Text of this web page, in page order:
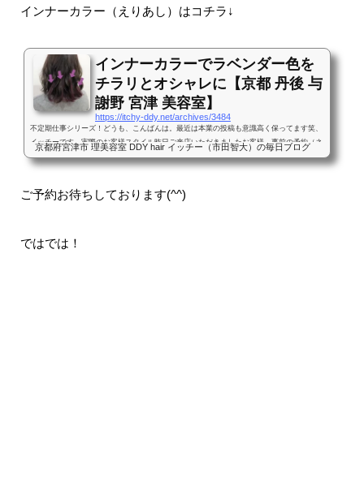
普段は分かりにくいけど前からチラッとだけ見えたり、耳にかけたりすると見えてくると
インナーカラー（えりあし）はコチラ↓
インナーカラーでラベンダー色を
チラリとオシャレに【京都 丹後 与
謝野 宮津 美容室】
https://itchy-ddy.net/archives/3484
不定期仕事シリーズ！どうも、こんばんは。最近は本業の投稿も意識高く保ってます笑、
イッチーです。実際のお客様スタイル昨日ご来店いただきましたお客様。事前の予約（ネ
りのラベンダー系が希望です。インナーカラーだけならブリーチしてもいいかなと思って
をご希望だったので、その過程を撮らせていただきました(^^)えりあし付近のみブリーチ
京都府宮津市 理美容室 DDY hair イッチー（市田智大）の毎日ブログ
ご予約お待ちしております(^^)
ではでは！